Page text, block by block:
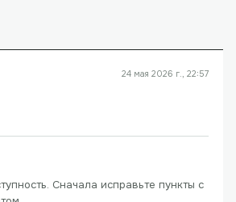
24 мая 2026 г., 22:57
Сначала исправьте пункты с